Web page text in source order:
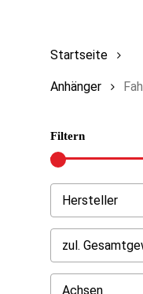
Startseite
Anhänger
Filtern